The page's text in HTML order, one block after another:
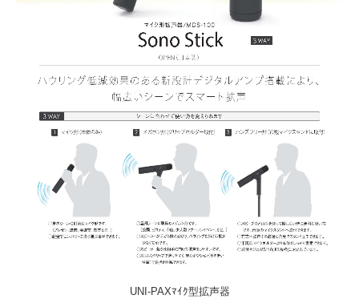
UNI-PAXﾏｲｸ型拡声器